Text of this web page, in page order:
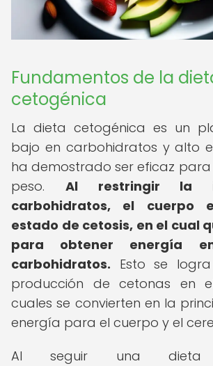
Fundamentos de la
cetogénica
La dieta cetogénica es un
bajo en carbohidratos y alto
ha demostrado ser eficaz
peso. Al restringir la
carbohidratos, el cuerpo
estado de cetosis, en el cual
para obtener energía
carbohidratos. Esto se
producción de cetonas en
cuales se convierten en la
energía para el cuerpo y el
Al seguir una dieta